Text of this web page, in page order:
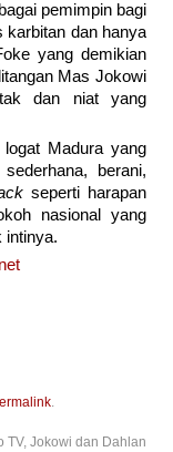
pemimpin bagi
karbitan dan hanya
yang demikian
Mas Jokowi
dan niat yang
Madura yang
berani,
seperti harapan
nasional yang
intinya.
.
TV, Jokowi dan Dahlan